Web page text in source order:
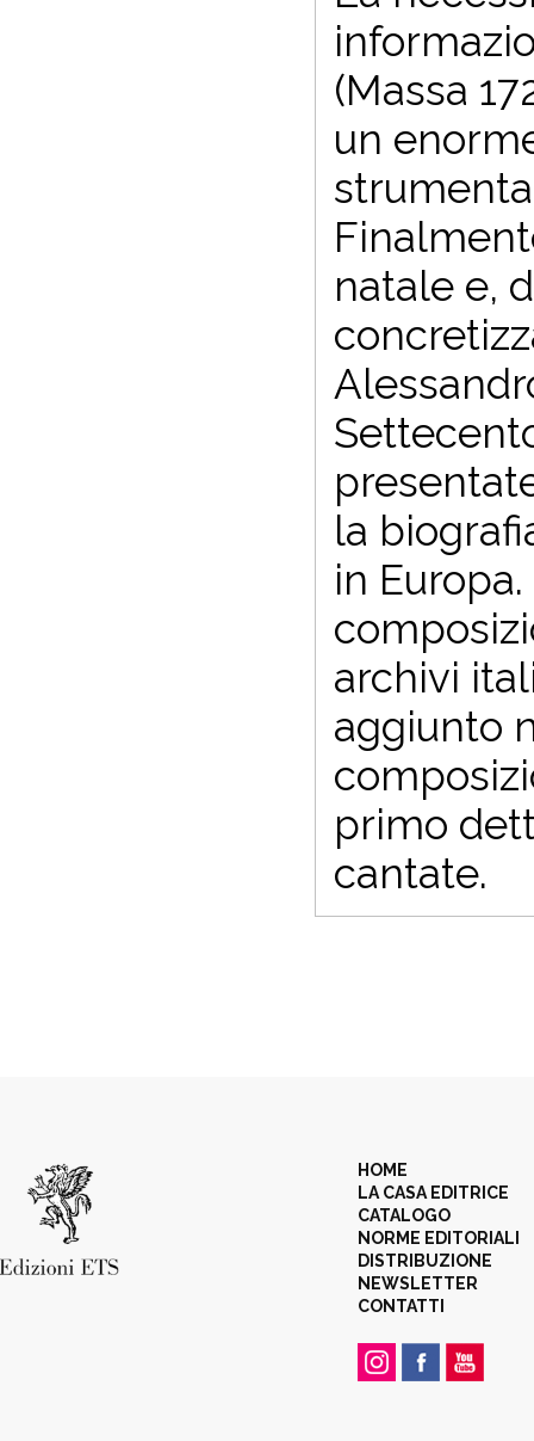
(Massa
un
natale e,
la
in
archivi
aggiunto
primo
cantate.
HOME
LA CASA EDITRICE
CATALOGO
NORME EDITORIALI
DISTRIBUZIONE
NEWSLETTER
CONTATTI